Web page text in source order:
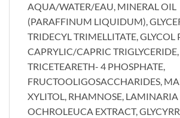
AQUA/WATER/EAU, MINERAL OIL
(PARAFFINUM LIQUIDUM),
TRIDECYL TRIMELLITATE, GLYCOL
CAPRYLIC/CAPRIC
TRICETEARETH- 4 PHOSPHATE,
FRUCTOOLIGOSACCHARIDES,
XYLITOL, RHAMNOSE, LAMINARIA
OCHROLEUCA EXTRACT,